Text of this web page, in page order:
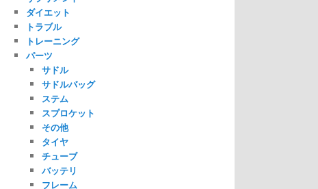
ダイエット
トラブル
トレーニング
パーツ
サドル
サドルバッグ
ステム
スプロケット
その他
タイヤ
チューブ
バッテリ
フレーム